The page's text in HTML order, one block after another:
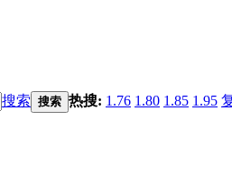
搜索 搜索 热搜: 1.76 1.80 1.85 1.95